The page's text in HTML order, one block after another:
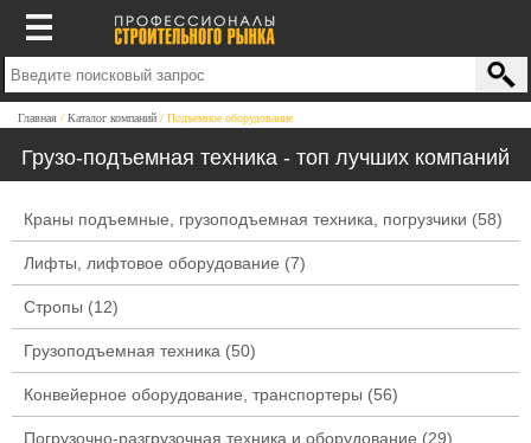
Главная Каталог компаний Подъемное оборудование
Грузо-подъемная техника - топ лучших компаний
Краны подъемные, грузоподъемная техника, погрузчики (58)
Лифты, лифтовое оборудование (7)
Стропы (12)
Грузоподъемная техника (50)
Конвейерное оборудование, транспортеры (56)
Погрузочно-разгрузочная техника и оборудование (29)